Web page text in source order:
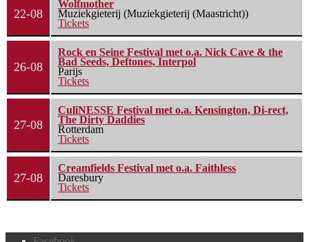
22-08
Wolfmother
Muziekgieterij (Muziekgieterij (Maastricht))
Tickets
26-08
Rock en Seine Festival met o.a. Nick Cave & the
Bad Seeds, Deftones, Interpol
Parijs
Tickets
27-08
CuliNESSE Festival met o.a. Kensington, Di-rect,
The Dirty Daddies
Rotterdam
Tickets
27-08
Creamfields Festival met o.a. Faithless
Daresbury
Tickets